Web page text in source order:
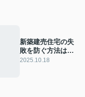
新築建売住宅の失
敗を防ぐ方法は？
事例から学ぶ注意
2025.10.18